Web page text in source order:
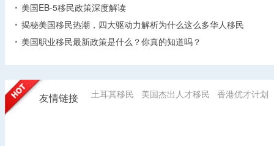
美国EB-5移民政策深度解读
揭秘美国移民热潮，四大驱动力解析为什么这么多华人移民
美国职业移民最新政策是什么？你真的知道吗？
友情链接 土耳其移民 美国杰出人才移民 香港优才计划